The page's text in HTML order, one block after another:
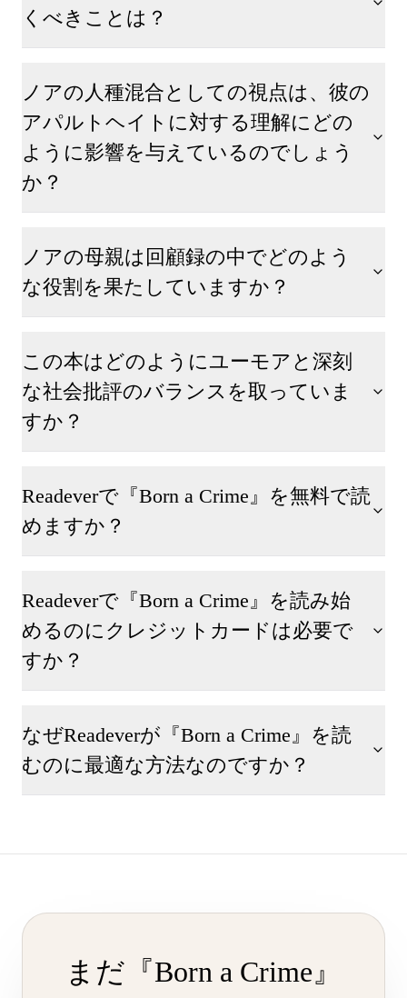
くべきことは？
ノアの人種混合としての視点は、彼の
アパルトヘイトに対する理解にどの
ように影響を与えているのでしょう
か？
ノアの母親は回顧録の中でどのよう
な役割を果たしていますか？
この本はどのようにユーモアと深刻
な社会批評のバランスを取っていま
すか？
Readeverで『Born a Crime』を無料で読
めますか？
Readeverで『Born a Crime』を読み始
めるのにクレジットカードは必要で
すか？
なぜReadeverが『Born a Crime』を読
むのに最適な方法なのですか？
まだ『Born a Crime』